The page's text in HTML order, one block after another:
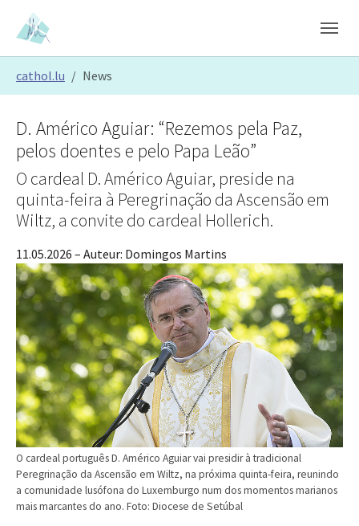
Skip to main content
Skip to page footer
cathol.lu News
O cardeal português D. Américo Aguiar vai presidir à tradicional
Peregrinação da Ascensão em Wiltz, na próxima quinta-feira, reunindo
a comunidade lusófona do Luxemburgo num dos momentos marianos
mais marcantes do ano. Foto: Diocese de Setúbal
D. Américo Aguiar: “Rezemos pela Paz,
pelos doentes e pelo Papa Leão”
O cardeal D. Américo Aguiar, preside na
quinta-feira à Peregrinação da Ascensão em
Wiltz, a convite do cardeal Hollerich.
11.05.2026 – Auteur: Domingos Martins